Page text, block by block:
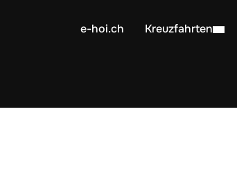
e-hoi.ch Kreuzfahrten